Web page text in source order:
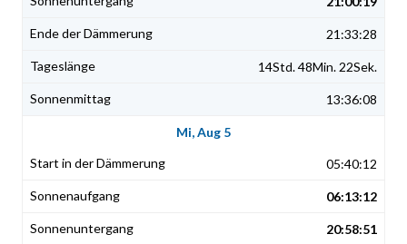
21:33:28
14Std. 48Min. 22Sek.
13:36:08
Mi, Aug 5
05:40:12
06:13:12
20:58:51